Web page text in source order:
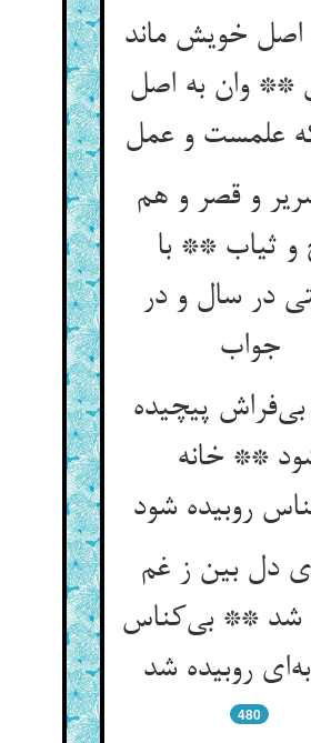
اصل خویش ماند
** وان به اصل
علمست و عمل
و قصر و هم
و ثیاب ** با
در سال و در
جواب
پیچیده
** خانه
روبیده شود
دل بین ز غم
شد ** بی‌کناس
روبیده شد
480